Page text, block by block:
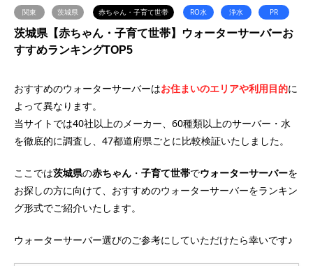
関東 茨城県 赤ちゃん・子育て世帯 RO水 浄水 PR
茨城県【赤ちゃん・子育て世帯】ウォーターサーバーお
すすめランキングTOP5
おすすめのウォーターサーバーはお住まいのエリアや利用目的に
よって異なります。
当サイトでは40社以上のメーカー、60種類以上のサーバー・水
を徹底的に調査し、47都道府県ごとに比較検証いたしました。
ここでは茨城県の赤ちゃん ・ 子育て世帯でウォーターサーバーを
お探しの方に向けて、おすすめのウォーターサーバーをランキン
グ形式でご紹介いたします。
ウォーターサーバー選びのご参考にしていただけたら幸いです♪